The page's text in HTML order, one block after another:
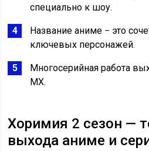
специально к шоу.
Название аниме − это
ключевых персонажей.
Многосерийная работа
MX.
Хоримия 2 сезон —
выхода аниме и